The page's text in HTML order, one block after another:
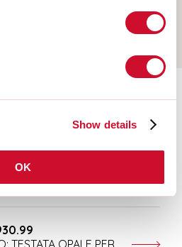
Show details
OK
MOD.CIECO ANG.SX
TESTATA OPALE PER